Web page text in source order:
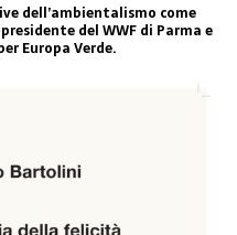
dell’ambientalismo come
del WWF di Parma e
Europa Verde.